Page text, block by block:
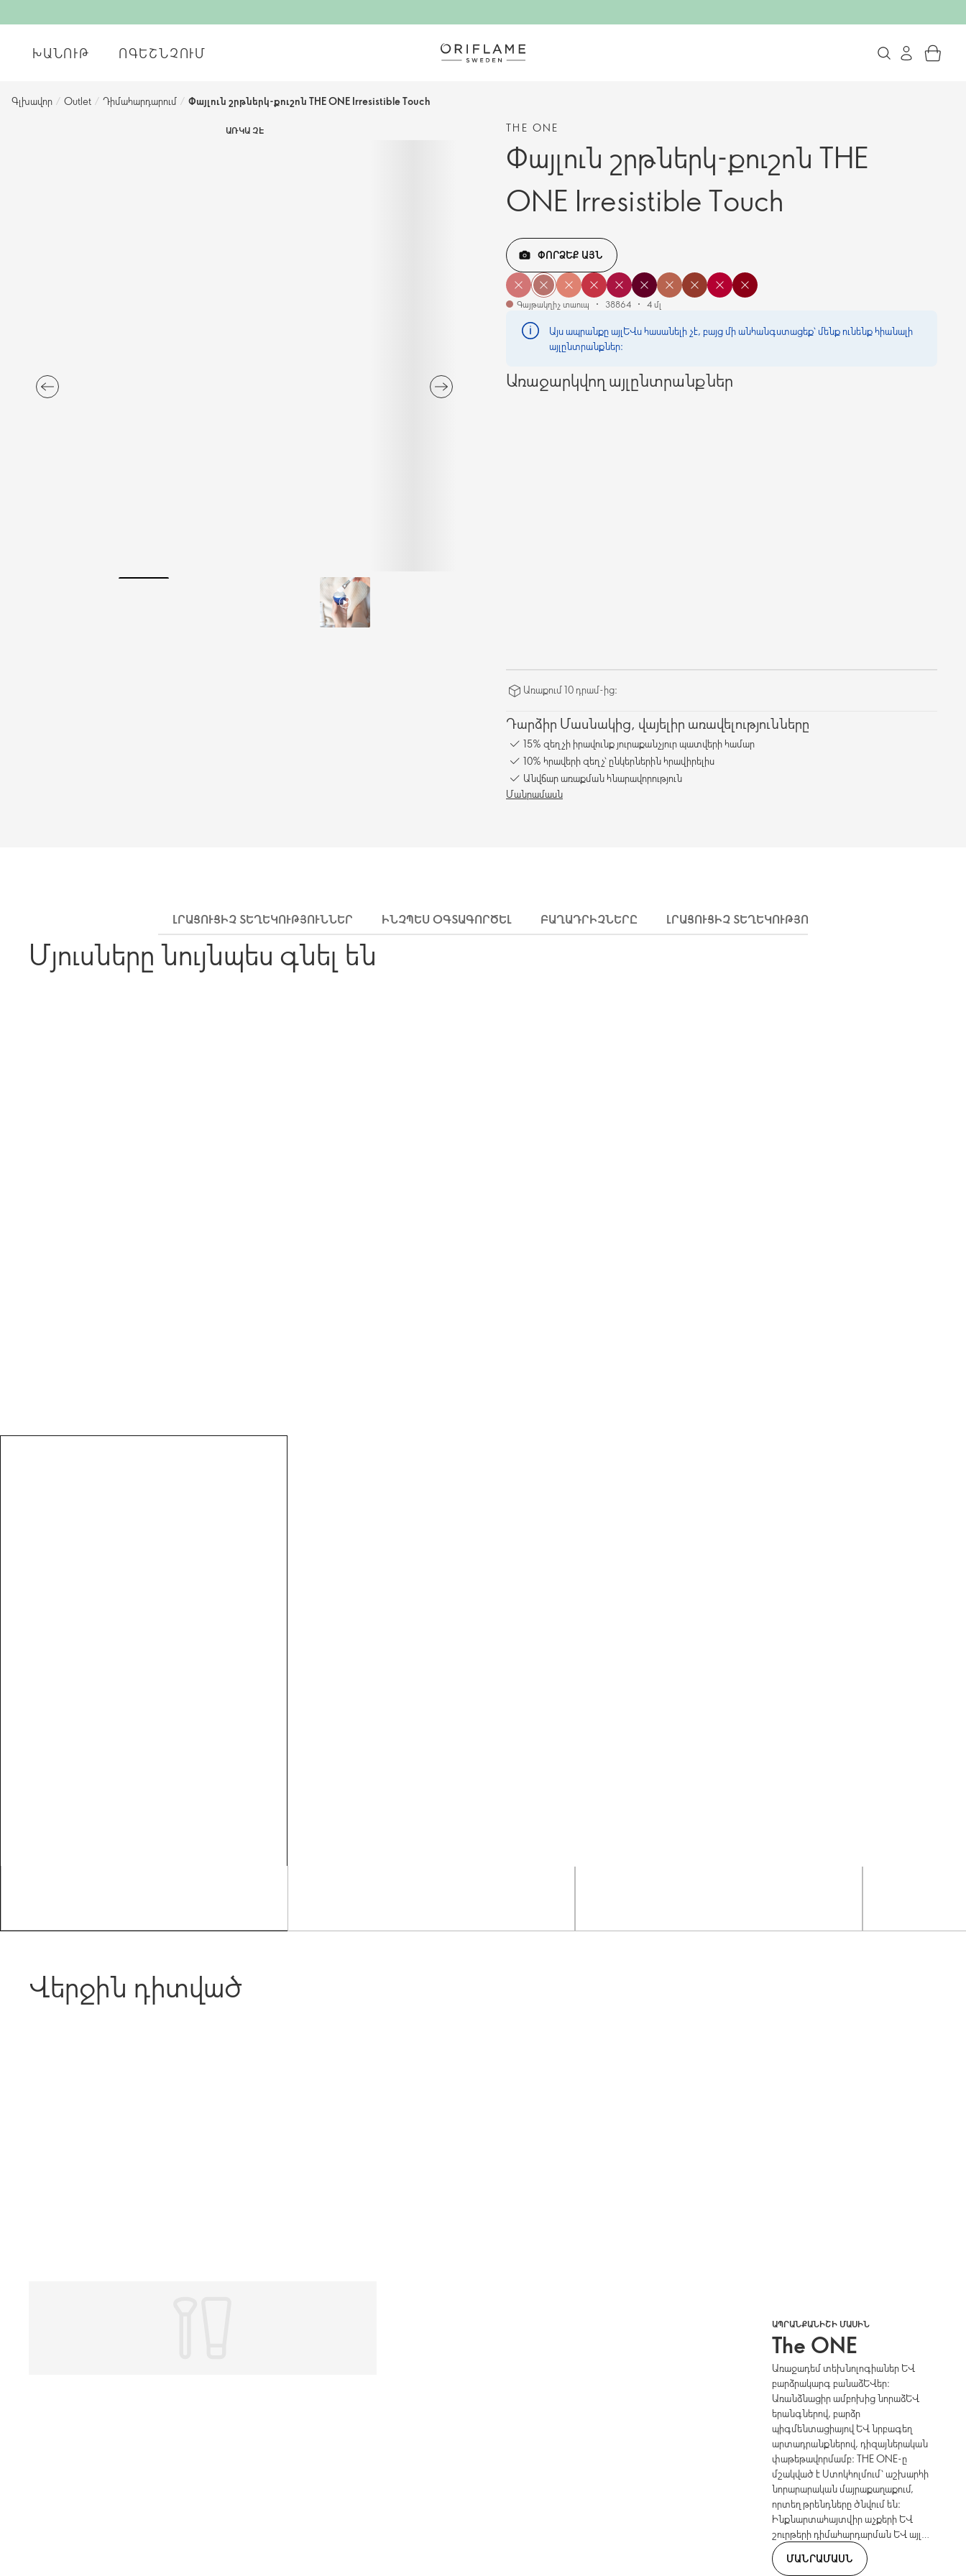
ԽԱՆՈՒԹ ՈԳԵՇՆՉՈՒՄ
Գլխավոր / Outlet / Դիմահարդարում / Փայլուն շրթներկ-քուշոն THE ONE Irresistible Touch
ԱՌԿԱ ՉԷ THE ONE
Փայլուն շրթներկ-քուշոն THE
ONE Irresistible Touch
ՓՈՐՁԵՔ ԱՅՆ
Գայթակղիչ տաուպ 38864 4 մլ
Այս ապրանքը այլևս հասանելի չէ, բայց մի անհանգստացեք՝ մենք ունենք հիանալի
այլընտրանքներ։
Առաջարկվող այլընտրանքներ
Առաքում 10 դրամ-ից։
Դարձիր Մասնակից, վայելիր առավելությունները
15% զեղչի իրավունք յուրաքանչյուր պատվերի համար
10% հրավերի զեղչ՝ ընկերներին հրավիրելիս
Անվճար առաքման հնարավորություն
Մանրամասն
ԼՐԱՑՈՒՑԻՉ ՏԵՂԵԿՈՒԹՅՈՒՆՆԵՐ ԻՆՉՊԵՍ ՕԳՏԱԳՈՐԾԵԼ ԲԱՂԱԴՐԻՉՆԵՐԸ ԼՐԱՑՈՒՑԻՉ ՏԵՂԵԿՈՒԹՅՈՒՆՆԵՐ
Մյուսները նույնպես գնել են
Վերջին դիտված
ԱՊՐԱՆՔԱՆԻՇԻ ՄԱՍԻՆ
The ONE
Առաջադեմ տեխնոլոգիաներ և
բարձրակարգ բանաձևեր։
Առանձնացիր ամբոխից նորաձև
երանգներով, բարձր
պիգմենտացիայով և նրբագեղ
արտադրանքներով, դիզայներական
փաթեթավորմամբ։ THE ONE-ը
մշակված է Ստոկհոլմում՝ աշխարհի
նորարարական մայրաքաղաքում,
որտեղ թրենդները ծնվում են։
Ինքնարտահայտվիր աչքերի և
շուրթերի դիմահարդարման և այլ
խնամքի միջոցներով։ Ոճային նոր
երանգները հանդիպում են
ՄԱՆՐԱՄԱՍՆ